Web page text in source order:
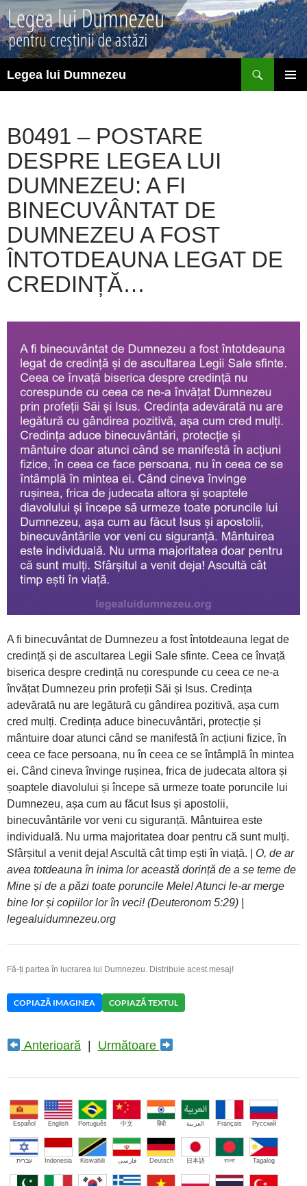
Sari
la
conținut
Legea lui Dumnezeu
B0491 – POSTARE
DESPRE LEGEA LUI
DUMNEZEU: A FI
BINECUVÂNTAT DE
DUMNEZEU A FOST
ÎNTOTDEAUNA LEGAT DE
CREDINȚĂ…
A fi binecuvântat de Dumnezeu a fost întotdeauna legat de
credință și de ascultarea Legii Sale sfinte. Ceea ce învață
biserica despre credință nu corespunde cu ceea ce ne-a
învățat Dumnezeu prin profeții Săi și Isus. Credința
adevărată nu are legătură cu gândirea pozitivă, așa cum
cred mulți. Credința aduce binecuvântări, protecție și
mântuire doar atunci când se manifestă în acțiuni fizice, în
ceea ce face persoana, nu în ceea ce se întâmplă în mintea
ei. Când cineva învinge rușinea, frica de judecata altora și
șoaptele diavolului și începe să urmeze toate poruncile lui
Dumnezeu, așa cum au făcut Isus și apostolii,
binecuvântările vor veni cu siguranță. Mântuirea este
individuală. Nu urma majoritatea doar pentru că sunt mulți.
Sfârșitul a venit deja! Ascultă cât timp ești în viață. | O, de ar
avea totdeauna în inima lor această dorință de a se teme de
Mine și de a păzi toate poruncile Mele! Atunci le-ar merge
bine lor și copiilor lor în veci! (Deuteronom 5:29) |
legealuidumnezeu.org
Fă-ți partea în lucrarea lui Dumnezeu. Distribuie acest mesaj!
COPIAZĂ IMAGINEA COPIAZĂ TEXTUL
Anterioară| Următoare
Español English Português 中文 हिंदी العربية Français Русский
עברית Indonesia Kiswahili فارسی Deutsch 日本語 বাংলা Tagalog